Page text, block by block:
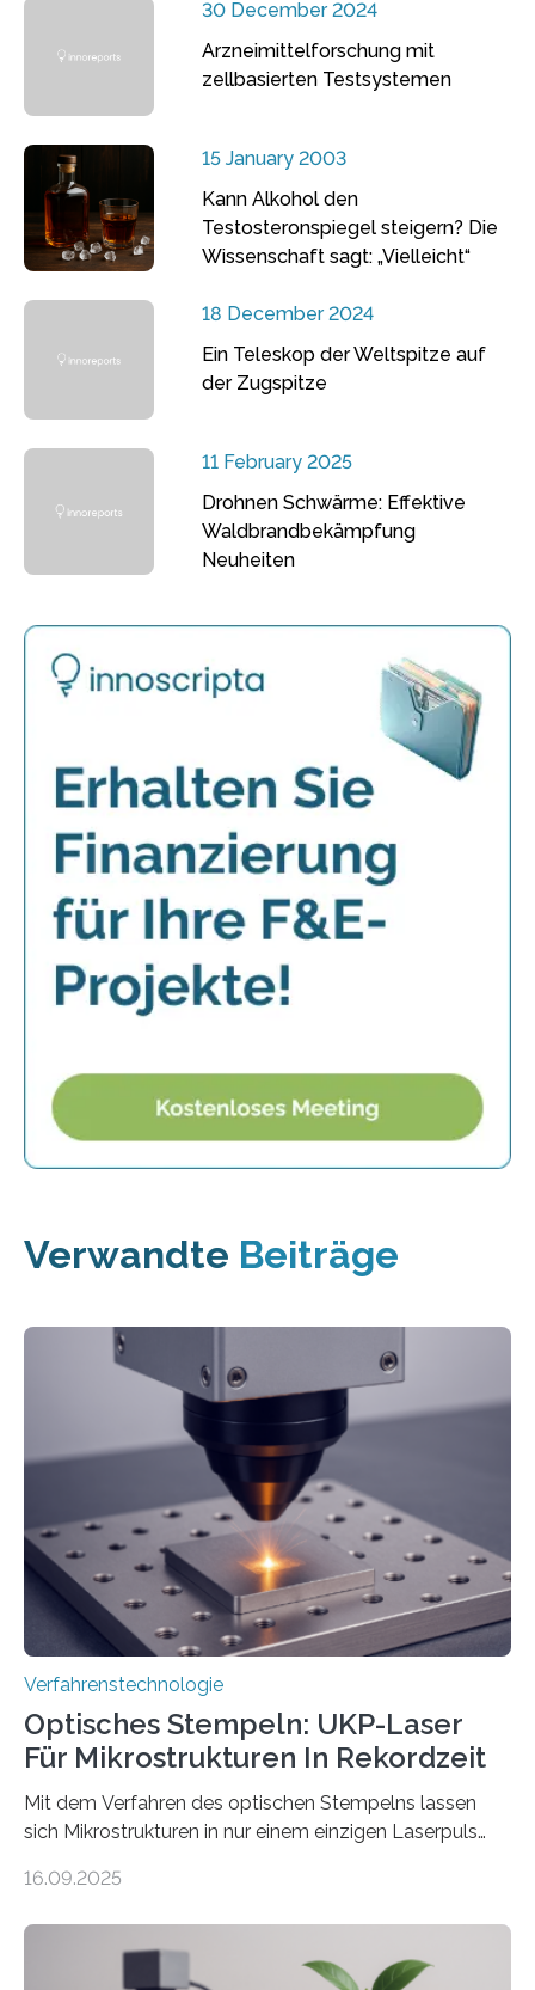
30 December 2024
Arzneimittelforschung mit
zellbasierten Testsystemen
15 January 2003
Kann Alkohol den
Testosteronspiegel steigern? Die
Wissenschaft sagt: „Vielleicht“
18 December 2024
Ein Teleskop der Weltspitze auf
der Zugspitze
11 February 2025
Drohnen Schwärme: Effektive
Waldbrandbekämpfung
Neuheiten
Verwandte Beiträge
Verfahrenstechnologie
Optisches Stempeln: UKP-Laser
Für Mikrostrukturen In Rekordzeit
Mit dem Verfahren des optischen Stempelns lassen
sich Mikrostrukturen in nur einem einzigen Laserpuls
zeitaufwändiges Abscannen der Fläche. Am Fraunhofer
RWTH Aachen den Strahl eines Ultrakurzpulslasers
mithilfe eines Spatial Light Modulators (SLM) exakt in
16.09.2025